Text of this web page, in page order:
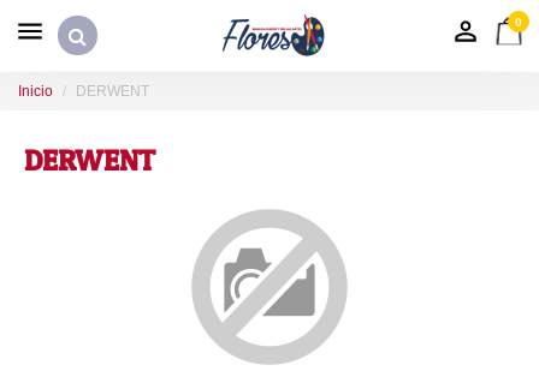
0
Inicio DERWENT
DERWENT